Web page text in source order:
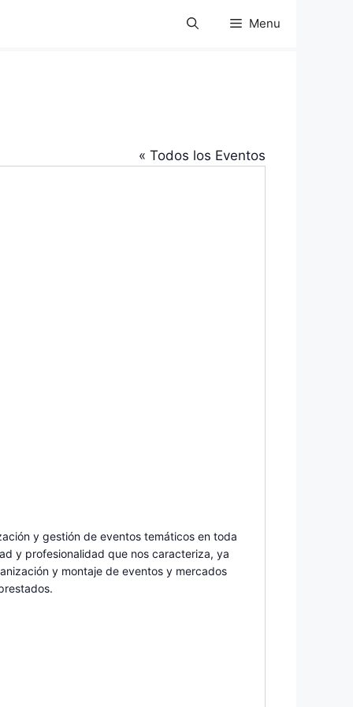
Menu
« Todos los Eventos
y gestión de eventos temáticos en toda
y profesionalidad que nos caracteriza, ya
y montaje de eventos y mercados